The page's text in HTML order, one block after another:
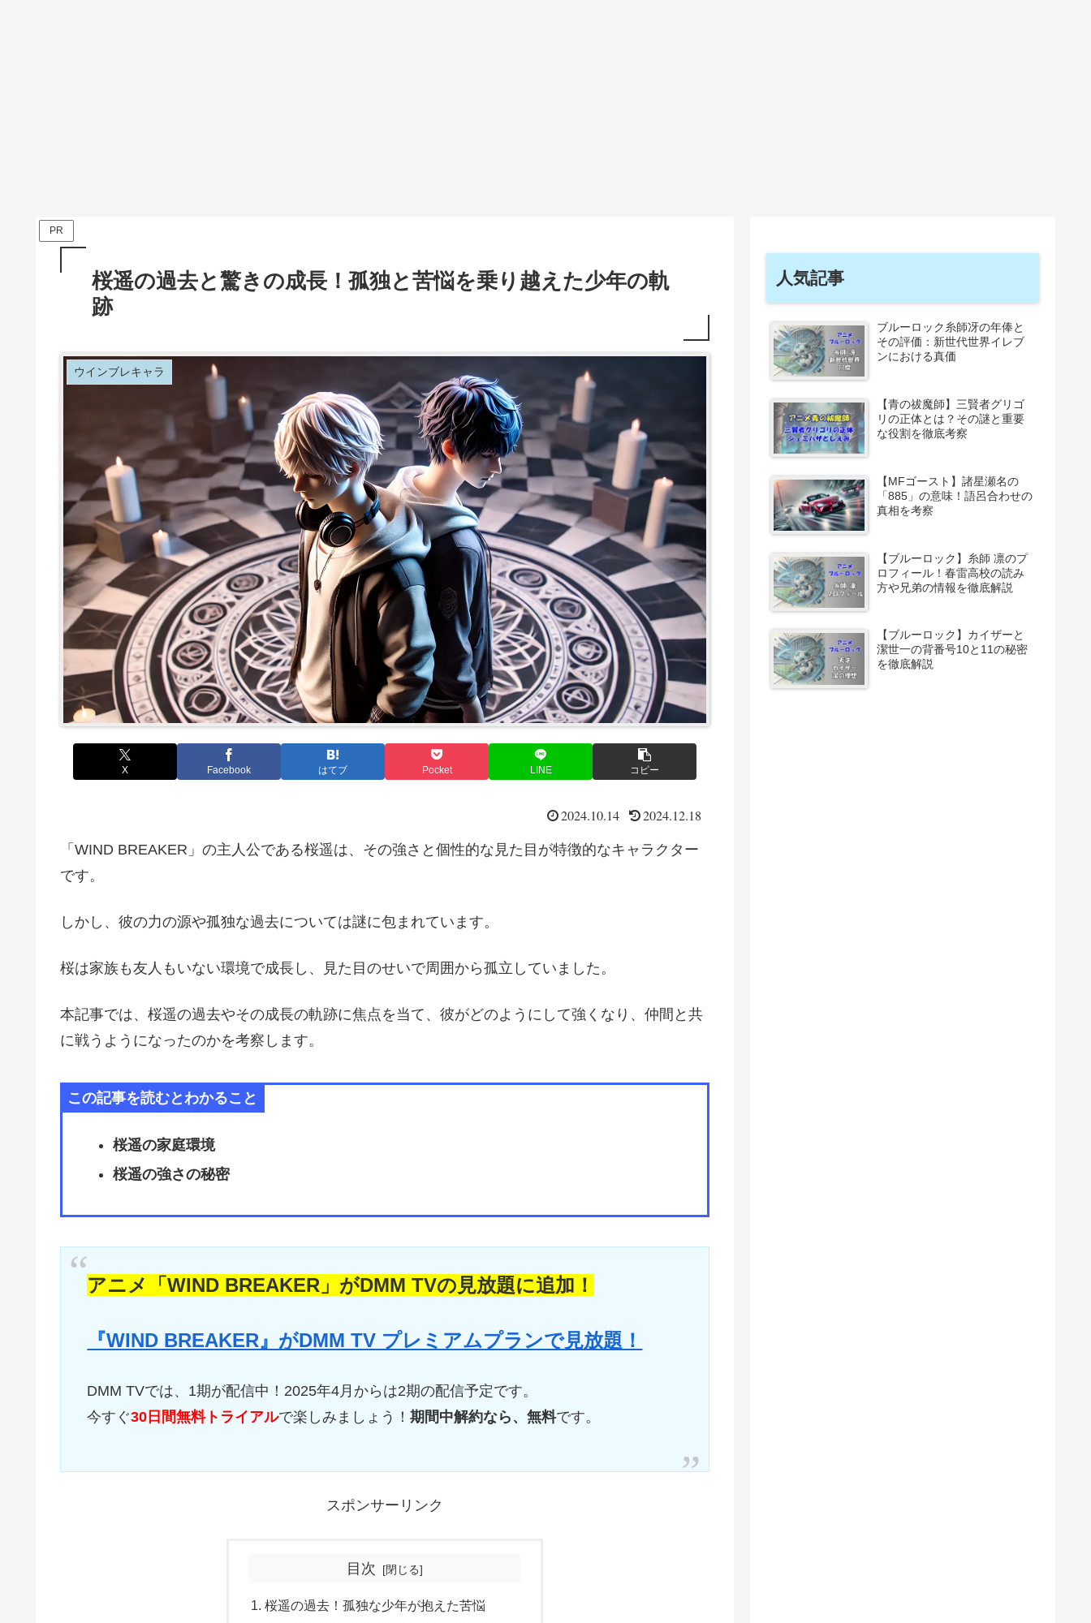
PR
桜遥の過去と驚きの成長！孤独と苦悩を乗り越えた少年の軌
跡
ウインブレキャラ
X Facebook はてブ Pocket LINE コピー
2024.10.14 2024.12.18
「WIND BREAKER」の主人公である桜遥は、その強さと個性的な見た目が特徴的なキャラクター
です。
しかし、彼の力の源や孤独な過去については謎に包まれています。
桜は家族も友人もいない環境で成長し、見た目のせいで周囲から孤立していました。
本記事では、桜遥の過去やその成長の軌跡に焦点を当て、彼がどのようにして強くなり、仲間と共
に戦うようになったのかを考察します。
この記事を読むとわかること
桜遥の家庭環境
桜遥の強さの秘密
アニメ「WIND BREAKER」がDMM TVの見放題に追加！
『WIND BREAKER』がDMM TV プレミアムプランで見放題！
DMM TVでは、1期が配信中！2025年4月からは2期の配信予定です。
今すぐ30日間無料トライアルで楽しみましょう！期間中解約なら、無料です。
スポンサーリンク
目次
桜遥の過去！孤独な少年が抱えた苦悩
人気記事
ブルーロック糸師冴の年俸と
その評価：新世代世界イレブ
ンにおける真価
【青の祓魔師】三賢者グリゴ
リの正体とは？その謎と重要
な役割を徹底考察
【MFゴースト】諸星瀬名の
「885」の意味！語呂合わせの
真相を考察
【ブルーロック】糸師 凛のプ
ロフィール！春雷高校の読み
方や兄弟の情報を徹底解説
【ブルーロック】カイザーと
潔世一の背番号10と11の秘密
を徹底解説